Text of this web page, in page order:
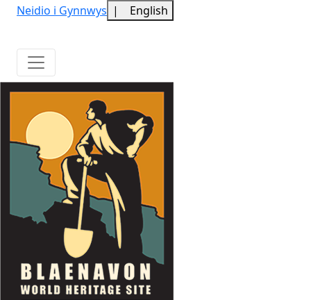
Neidio i Gynnwys | English